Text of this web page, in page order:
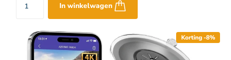
In winkelwagen
Korting -8%